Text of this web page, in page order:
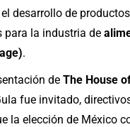
desarrollo de
para la industria de
.
deThe House
fue invitado,
la elección de México